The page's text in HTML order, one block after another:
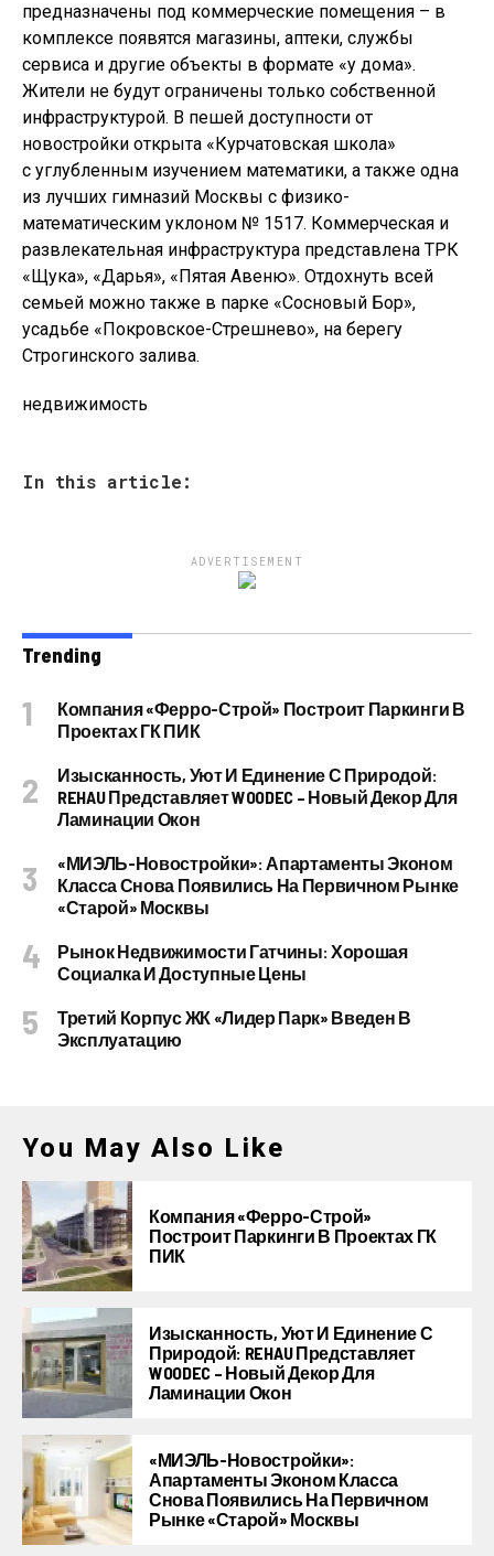
предназначены под коммерческие помещения – в
комплексе появятся магазины, аптеки, службы
сервиса и другие объекты в формате «у дома».
Жители не будут ограничены только собственной
инфраструктурой. В пешей доступности от
новостройки открыта «Курчатовская школа»
с углубленным изучением математики, а также одна
из лучших гимназий Москвы с физико-
математическим уклоном № 1517. Коммерческая и
развлекательная инфраструктура представлена ТРК
«Щука», «Дарья», «Пятая Авеню». Отдохнуть всей
семьей можно также в парке «Сосновый Бор»,
усадьбе «Покровское-Стрешнево», на берегу
Строгинского залива.
недвижимость
In this article:
ADVERTISEMENT
Trending
Компания «Ферро-Строй» Построит Паркинги В
Проектах ГК ПИК
Изысканность, Уют И Единение С Природой:
REHAU Представляет WOODEC – Новый Декор Для
Ламинации Окон
«МИЭЛЬ-Новостройки»: Апартаменты Эконом
Класса Снова Появились На Первичном Рынке
«старой» Москвы
Рынок Недвижимости Гатчины: Хорошая
Социалка И Доступные Цены
Третий Корпус ЖК «Лидер Парк» Введен В
Эксплуатацию
You May Also Like
Компания «Ферро-Строй»
Построит Паркинги В Проектах ГК
ПИК
Изысканность, Уют И Единение С
Природой: REHAU Представляет
WOODEC – Новый Декор Для
Ламинации Окон
«МИЭЛЬ-Новостройки»:
Апартаменты Эконом Класса
Снова Появились На Первичном
Рынке «старой» Москвы